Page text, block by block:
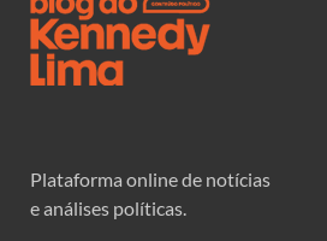
Plataforma online de notícias
e análises políticas.